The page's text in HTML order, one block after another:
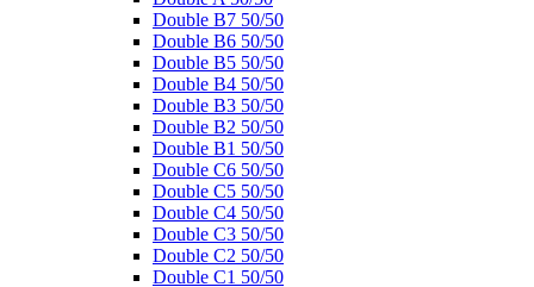
Double B7 50/50
Double B6 50/50
Double B5 50/50
Double B4 50/50
Double B3 50/50
Double B2 50/50
Double B1 50/50
Double C6 50/50
Double C5 50/50
Double C4 50/50
Double C3 50/50
Double C2 50/50
Double C1 50/50